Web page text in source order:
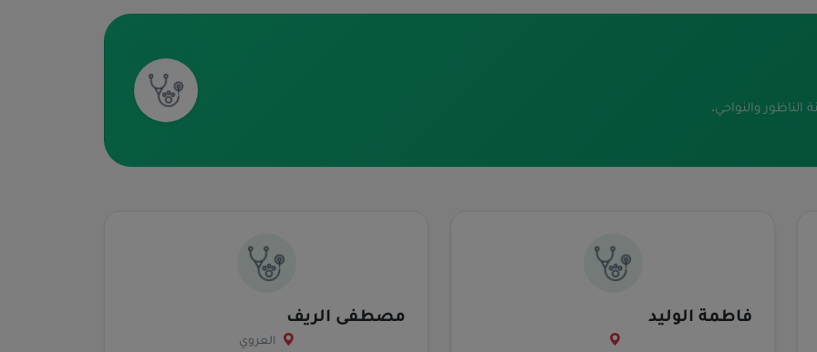
الناظور والنواحي.
فاطمة الوليد مصطفى الريف
العروي